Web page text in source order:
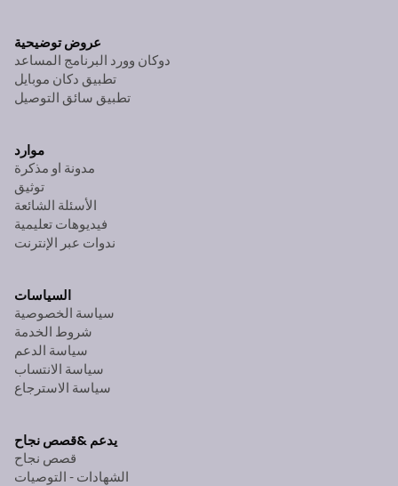
عروض توضيحية
دوكان وورد البرنامج المساعد
تطبيق دكان موبايل
تطبيق سائق التوصيل
موارد
مدونة او مذكرة
توثيق
الأسئلة الشائعة
فيديوهات تعليمية
ندوات عبر الإنترنت
السياسات
سياسة الخصوصية
شروط الخدمة
سياسة الدعم
سياسة الانتساب
سياسة الاسترجاع
يدعم &قصص نجاح
قصص نجاح
الشهادات - التوصيات